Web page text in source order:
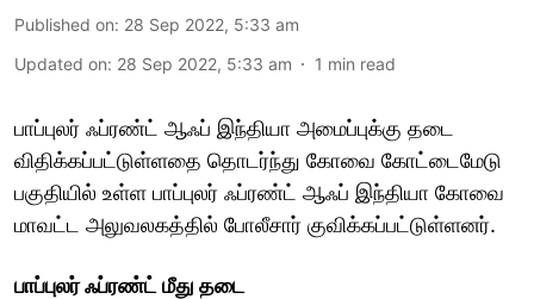
Published on: 28 Sep 2022, 5:33 am
Updated on: 28 Sep 2022, 5:33 am 1 min read
பாப்புலர் ஃப்ரண்ட் ஆஃப் இந்தியா அமைப்புக்கு தடை
விதிக்கப்பட்டுள்ளதை தொடர்ந்து கோவை கோட்டைமேடு
பகுதியில் உள்ள பாப்புலர் ஃப்ரண்ட் ஆஃப் இந்தியா கோவை
மாவட்ட அலுவலகத்தில் போலீசார் குவிக்கப்பட்டுள்ளனர்.
பாப்புலர் ஃப்ரண்ட் மீது தடை